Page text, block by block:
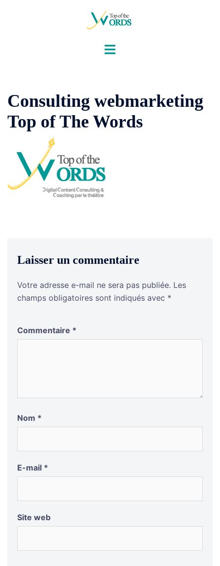
Consulting webmarketing
Top of The Words
Laisser un commentaire
Votre adresse e-mail ne sera pas publiée. Les
champs obligatoires sont indiqués avec *
Commentaire *
Nom *
E-mail *
Site web